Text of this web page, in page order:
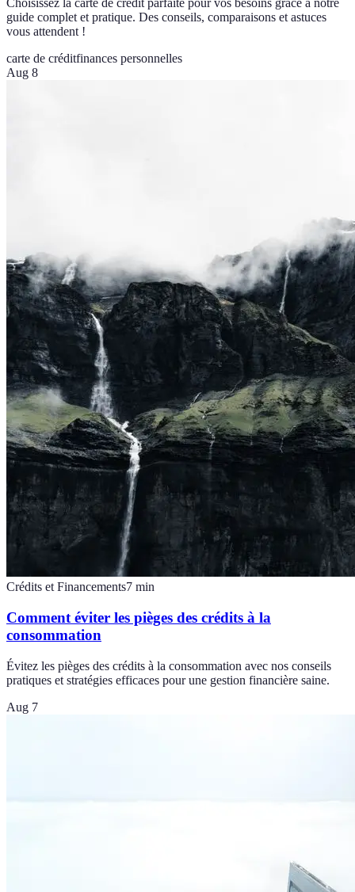
Choisissez la carte de crédit parfaite pour vos besoins grâce à notre
guide complet et pratique. Des conseils, comparaisons et astuces
vous attendent !
carte de créditfinances personnelles
Aug 8
Crédits et Financements7 min
Comment éviter les pièges des crédits à la
consommation
Évitez les pièges des crédits à la consommation avec nos conseils
pratiques et stratégies efficaces pour une gestion financière saine.
Aug 7